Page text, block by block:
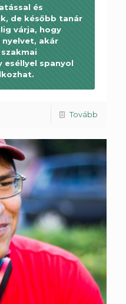
és
de később tanár
várja, hogy
nyelvet, akár
eséllyel spanyol
Tovább